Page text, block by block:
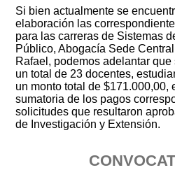
Si bien actualmente se
elaboración las
para las carreras de Sistemas
Público, Abogacía Sede
Rafael, podemos adelantar
un total de 23 docentes,
un monto total de $171.000,00,
sumatoria de los pagos
solicitudes que resultaron
de Investigación y Extensión.